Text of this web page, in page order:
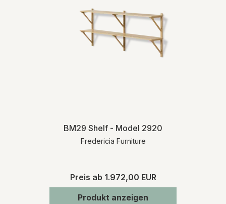
BM29 Shelf - Model 2920
Fredericia Furniture
Preis ab 1.972,00 EUR
Produkt anzeigen